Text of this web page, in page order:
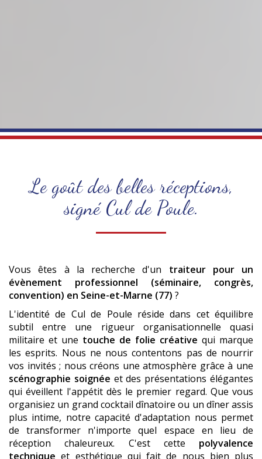
Le goût des belles réceptions,
signé Cul de Poule.
Vous êtes à la recherche d'un traiteur pour un
évènement professionnel (séminaire, congrès,
convention) en Seine-et-Marne (77) ?
L'identité de Cul de Poule réside dans cet équilibre
subtil entre une rigueur organisationnelle quasi
militaire et une touche de folie créative qui marque
les esprits. Nous ne nous contentons pas de nourrir
vos invités ; nous créons une atmosphère grâce à une
scénographie soignée et des présentations élégantes
qui éveillent l'appétit dès le premier regard. Que vous
organisiez un grand cocktail dînatoire ou un dîner assis
plus intime, notre capacité d'adaptation nous permet
de transformer n'importe quel espace en lieu de
réception chaleureux. C'est cette polyvalence
technique et esthétique qui fait de nous bien plus